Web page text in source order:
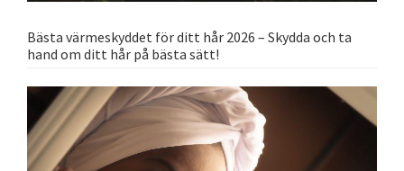
Bästa värmeskyddet för ditt hår 2026 – Skydda och ta
hand om ditt hår på bästa sätt!